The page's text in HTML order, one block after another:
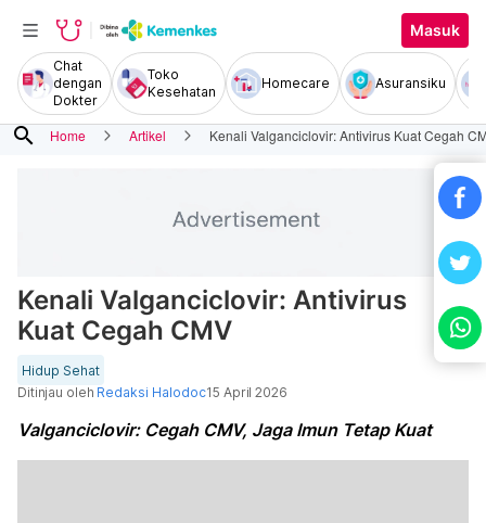
Masuk
Chat
dengan
Dokter
Toko
Kesehatan
Homecare Asuransiku
search Home Artikel Kenali Valganciclovir: Antivirus Kuat Cegah
Kenali Valganciclovir: Antivirus
Kuat Cegah CMV
Hidup Sehat
Ditinjau oleh Redaksi Halodoc15 April 2026
Valganciclovir: Cegah CMV, Jaga Imun Tetap Kuat